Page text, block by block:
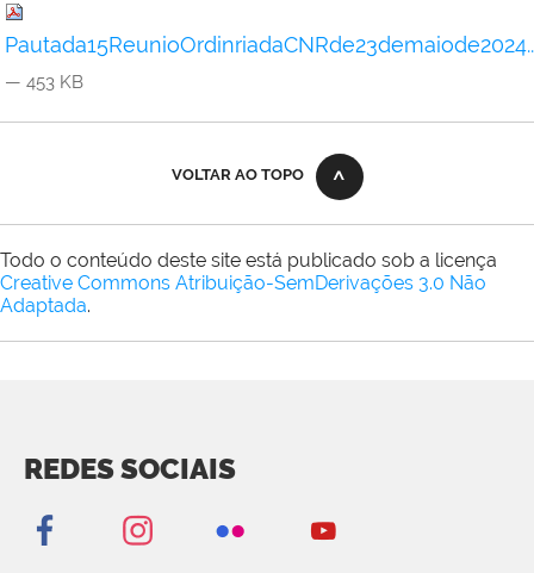
— 453 KB
VOLTAR AO TOPO
Todo o conteúdo deste site está publicado sob a licença
Creative Commons Atribuição-SemDerivações 3.0 Não
Adaptada.
REDES SOCIAIS